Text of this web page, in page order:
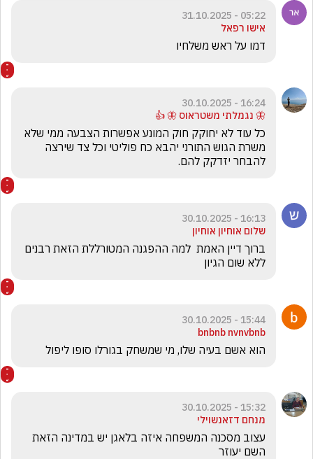
05:22 - 31.10.2025
אישו רפאל
דמו על ראש משלחיו
16:24 - 30.10.2025
🦋 נגמלתי משטראוס 🦋 👍
להבחר יזדקק להם.
16:13 - 30.10.2025
שלום אוחיון אוחיון
ללא שום הגיון
15:44 - 30.10.2025
bnbnb nvnvbnb
הוא אשם בעיה שלו, מי שמשחק בגורלו סופו ליפול
15:32 - 30.10.2025
מנחם דזאנשוילי
השם יעוזר